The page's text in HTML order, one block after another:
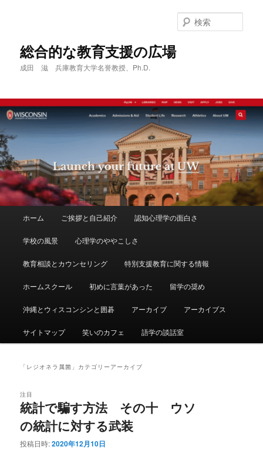
へ
移
動
移
動
総合的な教育支援の広場
成田 滋 兵庫教育大学名誉教授、Ph.D.
索
ホーム ご挨拶と自己紹介 認知心理学の面白さ
学校の風景 心理学のややこしさ
教育相談とカウンセリング 特別支援教育に関する情報
ホームスクール 初めに言葉があった 留学の奨め
沖縄とウィスコンシンと囲碁 アーカイブ アーカイブス
サイトマップ 笑いのカフェ 語学の談話室
「 レジオネラ属菌 」カテゴリーアーカイブ
統計で騙す方法 その十 ウソ
の統計に対する武装
注目
投稿日時:2020年12月10日